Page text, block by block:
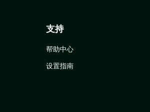
支持
帮助中心
设置指南